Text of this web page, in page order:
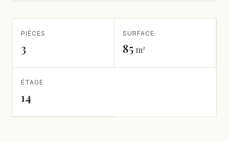
PIÈCES
3
SURFACE
85 m²
ÉTAGE
14